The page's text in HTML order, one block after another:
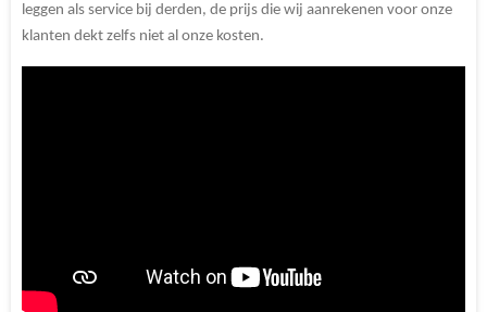
leggen als service bij derden, de prijs die wij aanrekenen voor onze
klanten dekt zelfs niet al onze kosten.